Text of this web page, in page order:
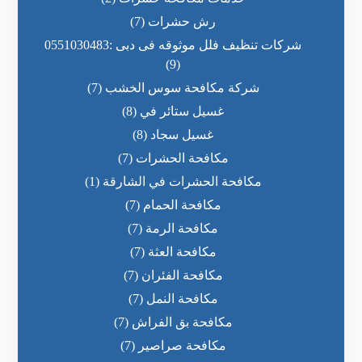
رش حشرات (7)
شركات تنظيف فلل موثوقه فى دبى :0551030483
(9)
شركة مكافحة سوس الخشب (7)
غسيل ستائر في (8)
غسيل سجاد (8)
مكافحة الحشرات (7)
مكافحة الحشرات في الشارقة (1)
مكافحة الحمام (7)
مكافحة الرمة (7)
مكافحة العثة (7)
مكافحة الفئران (7)
مكافحة النمل (7)
مكافحة بق الفراش (7)
مكافحة صراصير (7)